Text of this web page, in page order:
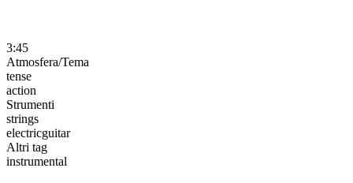
3:45
Atmosfera/Tema
tense
action
Strumenti
strings
electricguitar
Altri tag
instrumental